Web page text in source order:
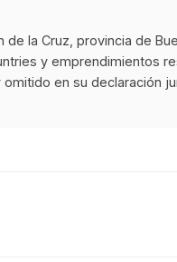
la Cruz, provincia de
y emprendimientos
en su declaración